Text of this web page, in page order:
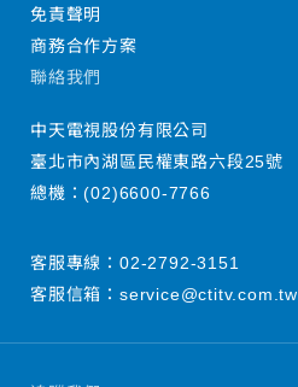
免責聲明
商務合作方案
聯絡我們
中天電視股份有限公司
臺北市內湖區民權東路六段25號
總機：(02)6600-7766
客服專線： 02-2792-3151
客服信箱： service@ctitv.com.tw